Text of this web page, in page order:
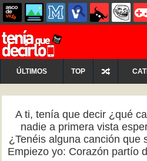
ÚLTIMOS TOP
A ti, tenía que decir ¿qué
nadie a primera vista
¿Tenéis alguna canción que
Empiezo yo: Corazón partío